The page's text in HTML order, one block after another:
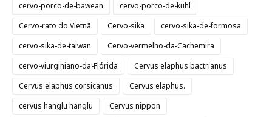
cervo-porco-de-bawean
cervo-porco-de-kuhl
Cervo-rato do Vietnã
Cervo-sika
cervo-sika-de-formosa
cervo-sika-de-taiwan
Cervo-vermelho-da-Cachemira
cervo-viurginiano-da-Flórida
Cervus elaphus bactrianus
Cervus elaphus corsicanus
Cervus elaphus.
cervus hanglu hanglu
Cervus nippon